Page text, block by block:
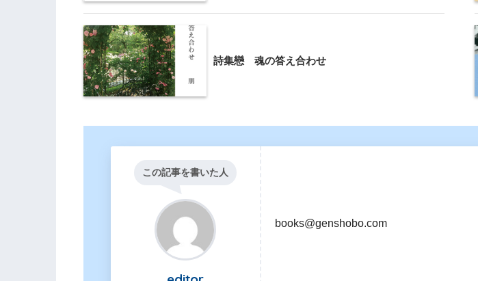
詩集戀 魂の答え合わせ
この記事を書いた人
books@genshobo.com